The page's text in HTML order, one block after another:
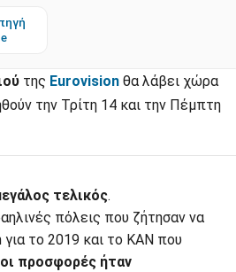
της Eurovision θα λάβει χώρα
την Τρίτη 14 και την Πέμπτη
τελικός.
πόλεις που ζήτησαν να
το 2019 και το KAN που
προσφορές ήταν